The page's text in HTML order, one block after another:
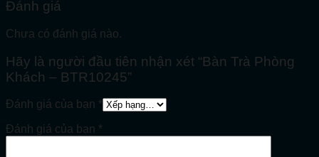
Đánh giá
Chưa có đánh giá nào.
Hãy là người đầu tiên nhận xét “Bàn Trà Phòng
Khách – BTR10245”
Đánh giá của bạn *
Đánh giá của bạn *